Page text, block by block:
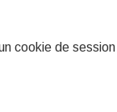
cookie de session